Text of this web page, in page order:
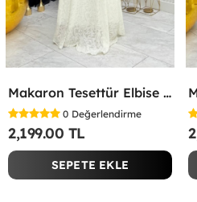
Makaron Tesettür Elbise Beyaz Beyaz
0 Değerlendirme
2,199.00 TL
SEPETE EKLE